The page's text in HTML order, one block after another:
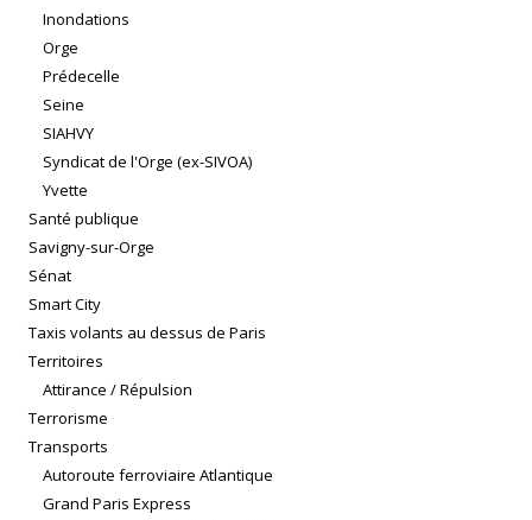
Inondations
Orge
Prédecelle
Seine
SIAHVY
Syndicat de l'Orge (ex-SIVOA)
Yvette
Santé publique
Savigny-sur-Orge
Sénat
Smart City
Taxis volants au dessus de Paris
Territoires
Attirance / Répulsion
Terrorisme
Transports
Autoroute ferroviaire Atlantique
Grand Paris Express